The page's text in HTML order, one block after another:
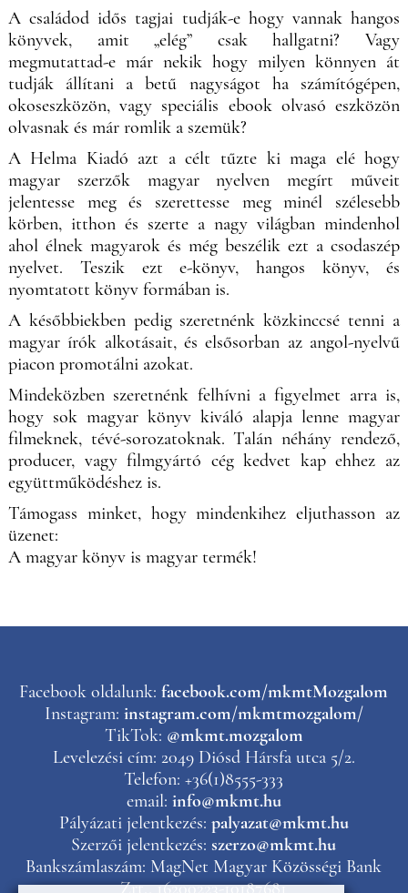
A családod idős tagjai tudják-e hogy vannak hangos
könyvek, amit „elég” csak hallgatni? Vagy
megmutattad-e már nekik hogy milyen könnyen át
tudják állítani a betű nagyságot ha számítógépen,
okoseszközön, vagy speciális ebook olvasó eszközön
olvasnak és már romlik a szemük?
A Helma Kiadó azt a célt tűzte ki maga elé hogy
magyar szerzők magyar nyelven megírt műveit
jelentesse meg és szerettesse meg minél szélesebb
körben, itthon és szerte a nagy világban mindenhol
ahol élnek magyarok és még beszélik ezt a csodaszép
nyelvet. Teszik ezt e-könyv, hangos könyv, és
nyomtatott könyv formában is.
A későbbiekben pedig szeretnénk közkinccsé tenni a
magyar írók alkotásait, és elsősorban az angol-nyelvű
piacon promotálni azokat.
Mindeközben szeretnénk felhívni a figyelmet arra is,
hogy sok magyar könyv kiváló alapja lenne magyar
filmeknek, tévé-sorozatoknak. Talán néhány rendező,
producer, vagy filmgyártó cég kedvet kap ehhez az
együttműködéshez is.
Támogass minket, hogy mindenkihez eljuthasson az
üzenet:
A magyar könyv is magyar termék!
Facebook oldalunk:facebook.com/mkmtMozgalom
Instagram: instagram.com/mkmtmozgalom/
TikTok: @mkmt.mozgalom
Levelezési cím: 2049 Diósd Hársfa utca 5/2.
Telefon: +36(1)8555-333
email: info@mkmt.hu
Pályázati jelentkezés: palyazat@mkmt.hu
Szerzői jelentkezés:szerzo@mkmt.hu
Bankszámlaszám: MagNet Magyar Közösségi Bank
Zrt., 16200223-10187681